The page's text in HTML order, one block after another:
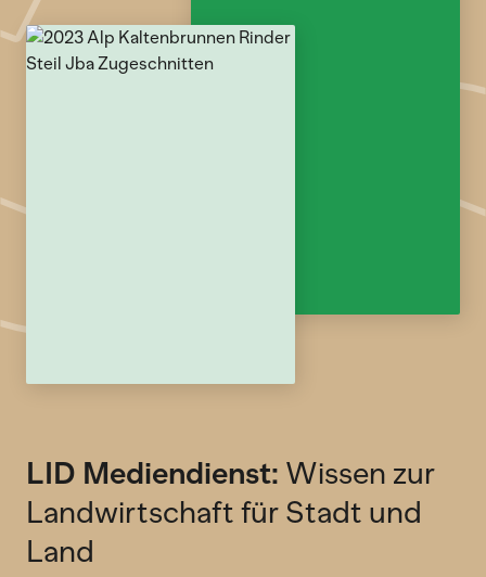
LID Mediendienst: Wissen zur
Landwirtschaft für Stadt und
Land